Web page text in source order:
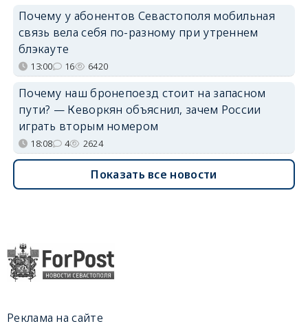
Почему у абонентов Севастополя мобильная
связь вела себя по-разному при утреннем
блэкауте
13:00 16 6420
Почему наш бронепоезд стоит на запасном
пути? — Кеворкян объяснил, зачем России
играть вторым номером
18:08 4 2624
Показать все новости
Реклама на сайте